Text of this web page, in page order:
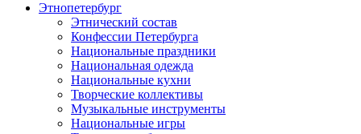
Этнопетербург
Этнический состав
Конфессии Петербурга
Национальные праздники
Национальная одежда
Национальные кухни
Творческие коллективы
Музыкальные инструменты
Национальные игры